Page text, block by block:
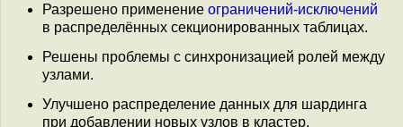
Разрешено применение ограничений-исключений
в распределённых секционированных таблицах.
Решены проблемы с синхронизацией ролей между
узлами.
Улучшено распределение данных для шардинга
при добавлении новых узлов в кластер.